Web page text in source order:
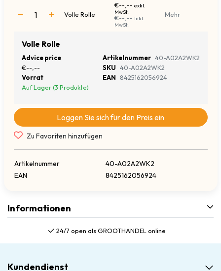
Volle Rolle
€--,-- exkl.
MwSt.
€--,-- Inkl.
MwSt.
Mehr
Volle Rolle
Advice price
€--,--
Vorrat
Auf Lager (3 Produkte)
Artikelnummer 40-A02A2WK2
SKU 40-A02A2WK2
EAN
8425162056924
Loggen Sie sich für den Preis ein
Zu Favoriten hinzufügen
Artikelnummer
40-A02A2WK2
EAN
8425162056924
Informationen
24/7 open als GROOTHANDEL online
Kundendienst